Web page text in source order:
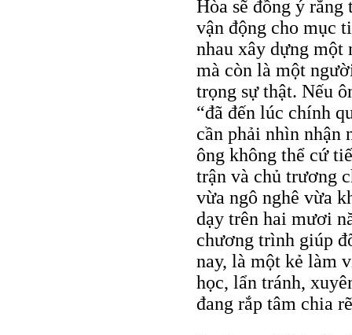
Hòa sẽ đồng ý
vận động cho mục
nhau xây dựng một
mà còn là một
trọng sự thật. Nếu
“đã đến lúc chính
cần phải nhìn nhận
ông không thể cứ
trận và chủ trương
vừa ngô nghê vừa
dạy trên hai mươi
chương trình giúp
nay, là một kẻ làm
học, lẩn tránh,
đang rắp tâm chia